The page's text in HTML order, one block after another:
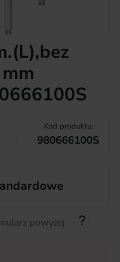
Kod produktu:
980666100S
powyżej